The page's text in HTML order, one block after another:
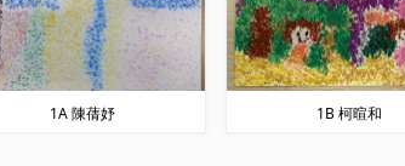
1A 陳蒨妤 1B 柯暄和